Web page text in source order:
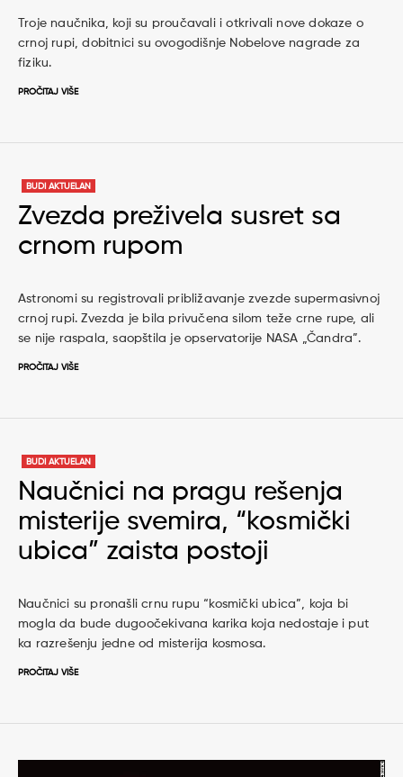
Troje naučnika, koji su proučavali i otkrivali nove dokaze o
crnoj rupi, dobitnici su ovogodišnje Nobelove nagrade za
fiziku.
PROČITAJ VIŠE
BUDI AKTUELAN
Zvezda preživela susret sa
crnom rupom
Astronomi su registrovali približavanje zvezde supermasivnoj
crnoj rupi. Zvezda je bila privučena silom teže crne rupe, ali
se nije raspala, saopštila je opservatorije NASA „Čandra”.
PROČITAJ VIŠE
BUDI AKTUELAN
Naučnici na pragu rešenja
misterije svemira, “kosmički
ubica” zaista postoji
Naučnici su pronašli crnu rupu “kosmički ubica”, koja bi
mogla da bude dugoočekivana karika koja nedostaje i put
ka razrešenju jedne od misterija kosmosa.
PROČITAJ VIŠE